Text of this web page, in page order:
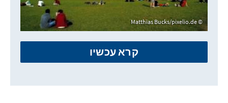
Matthias Bucks/pixelio.de
קרא עכשיו